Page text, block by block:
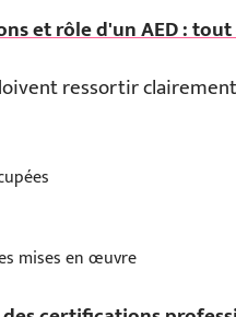
et rôle d'un AED :
ressortir
mises en œuvre